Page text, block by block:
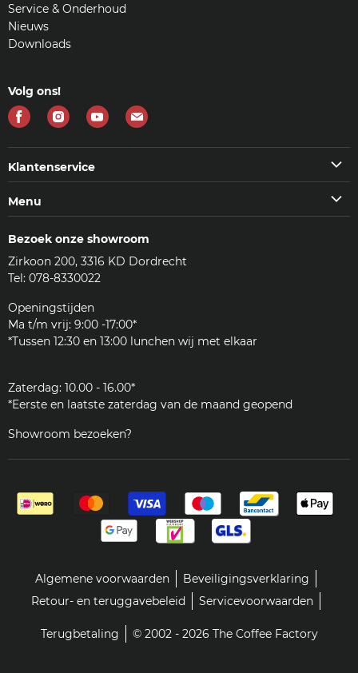
Service & Onderhoud
Nieuws
Downloads
Volg ons!
Vind
Facebook
Vind
op
Instagram
Vind
Youtube
Vind
E-
Klantenservice
Veelgestelde vragen (FAQ)
Reviews
Woordenlijst
Menu
Koffie & meer
Accessoires
Reinigingsmiddelen
Onderdelen
JURA
Klantenservice
Bezoek onze showroom
Zirkoon 200, 3316 KD Dordrecht
Tel: 078-8330022
Openingstijden
Ma t/m vrij: 9:00 -17:00*
*Tussen 12:30 en 13:00 lunchen wij met elkaar
Zaterdag: 10.00 - 16.00*
*Eerste en laatste zaterdag van de maand geopend
Showroom bezoeken?
Algemene voorwaarden
Beveiligingsverklaring
Retour- en teruggavebeleid
Servicevoorwaarden
Terugbetaling © 2002 - 2026 The Coffee Factory